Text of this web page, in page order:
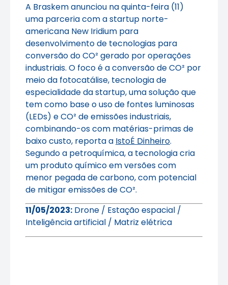
A Braskem anunciou na quinta-feira (11)
uma parceria com a startup norte-
americana New Iridium para
desenvolvimento de tecnologias para
conversão do CO² gerado por operações
industriais. O foco é a conversão de CO² por
meio da fotocatálise, tecnologia de
especialidade da startup, uma solução que
tem como base o uso de fontes luminosas
(LEDs) e CO² de emissões industriais,
combinando-os com matérias-primas de
baixo custo, reporta a IstoÉ Dinheiro.
Segundo a petroquímica, a tecnologia cria
um produto químico em versões com
menor pegada de carbono, com potencial
de mitigar emissões de CO².
11/05/2023: Drone / Estação espacial /
Inteligência artificial / Matriz elétrica